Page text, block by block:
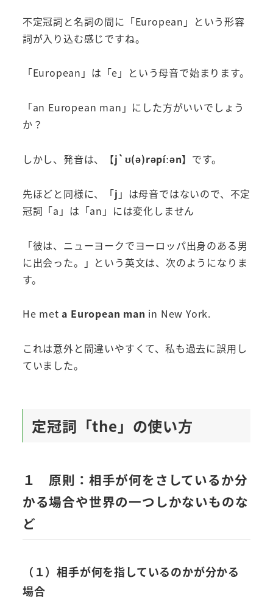
不定冠詞と名詞の間に「European」という形容
詞が入り込む感じですね。
「European」は「e」という母音で始まります。
「an European man」にした方がいいでしょう
か？
しかし、発音は、【j`ʊ(ə)rəpíːən】です。
先ほどと同様に、「j 」は母音ではないので、不定
冠詞「a」は「an」には変化しません
「彼は、ニューヨークでヨーロッパ出身のある男
に出会った。」という英文は、次のようになりま
す。
He meta European man in New York.
これは意外と間違いやすくて、私も過去に誤用し
ていました。
定冠詞「the」の使い方
１ 原則：相手が何をさしているか分
かる場合や世界の一つしかないものな
ど
（１）相手が何を指しているのかが分かる
場合